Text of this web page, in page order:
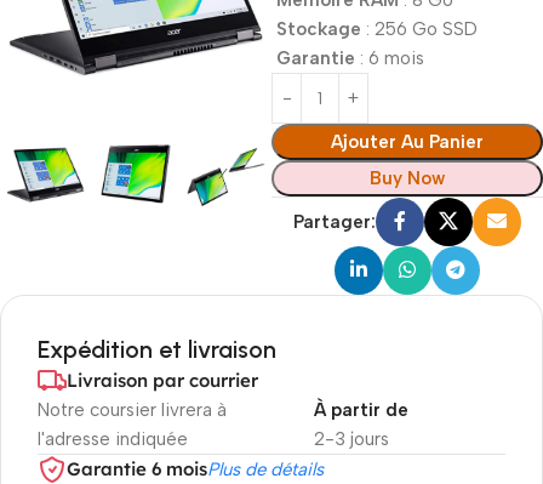
Stockage : 256 Go SSD
Garantie : 6 mois
Ajouter Au Panier
Buy Now
Partager:
Expédition et livraison
Livraison par courrier
Notre coursier livrera à
l'adresse indiquée
2-3 jours
À partir de
Garantie 6 moisPlus de détails